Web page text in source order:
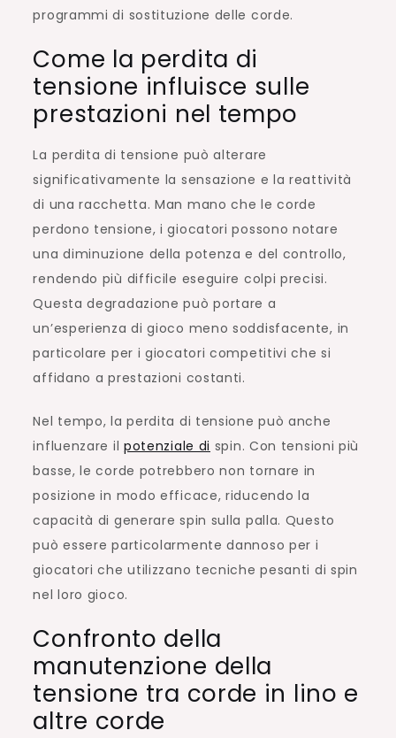
programmi di sostituzione delle corde.
Come la perdita di
tensione influisce sulle
prestazioni nel tempo
La perdita di tensione può alterare
significativamente la sensazione e la reattività
di una racchetta. Man mano che le corde
perdono tensione, i giocatori possono notare
una diminuzione della potenza e del controllo,
rendendo più difficile eseguire colpi precisi.
Questa degradazione può portare a
un’esperienza di gioco meno soddisfacente, in
particolare per i giocatori competitivi che si
affidano a prestazioni costanti.
Nel tempo, la perdita di tensione può anche
influenzare il potenziale di spin. Con tensioni più
basse, le corde potrebbero non tornare in
posizione in modo efficace, riducendo la
capacità di generare spin sulla palla. Questo
può essere particolarmente dannoso per i
giocatori che utilizzano tecniche pesanti di spin
nel loro gioco.
Confronto della
manutenzione della
tensione tra corde in lino e
altre corde